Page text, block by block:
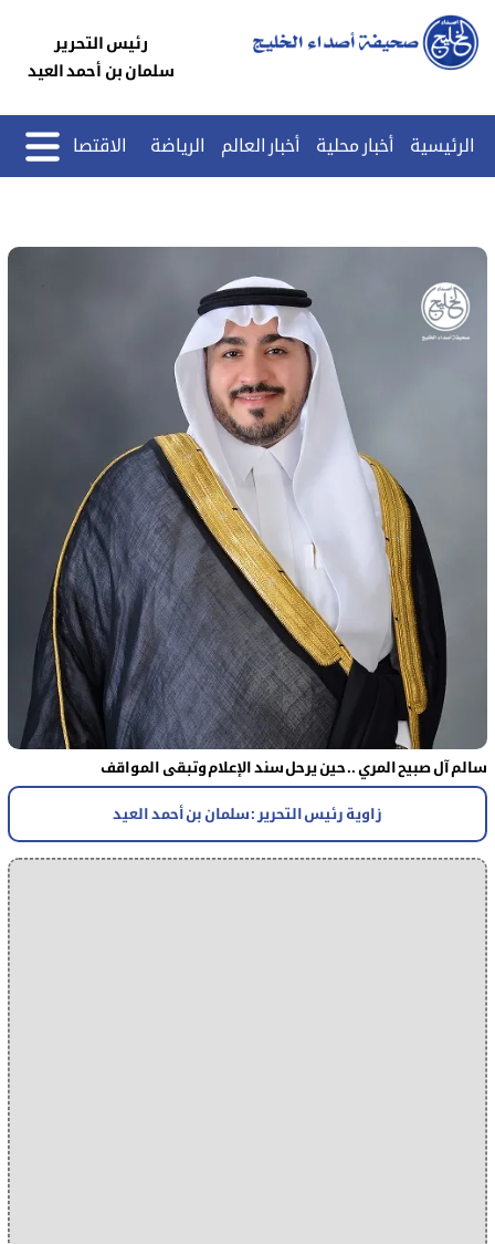
رئيس التحرير
سلمان بن أحمد العيد
الرئيسية أخبار محلية أخبار العالم الرياضة الاقتصاد
سالم آل صبيح المري .. حين يرحل سند الإعلام وتبقى المواقف
زاوية رئيس التحرير : سلمان بن أحمد العيد